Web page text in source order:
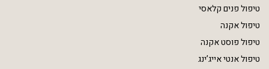
טיפול פנים קלאסי
טיפול אקנה
טיפול פוסט אקנה
טיפול אנטי אייג’ינג